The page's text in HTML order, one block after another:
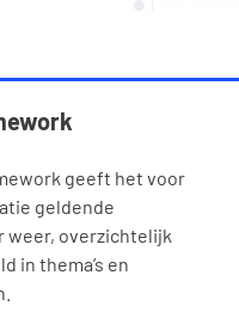
geeft het voor
geldende
weer, overzichtelijk
in thema’s en